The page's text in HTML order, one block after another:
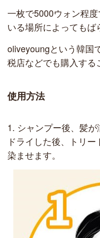
一枚で5000ウォン程
いる場所によってもば
oliveyoungという韓国
税店などでも購入する
使用方法
1. シャンプー後、髪
ドライした後、トリ
染ませます。